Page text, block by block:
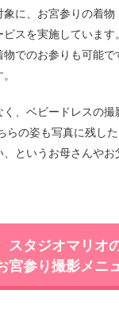
に、お宮参りの着
ビスを実施していま
物でのお参りも可能
く、ベビードレスの
らの姿も写真に残し
というお母さんやお
スタジオマリオ
宮参り撮影メニ